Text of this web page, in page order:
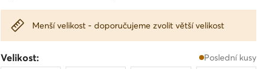
Menší velikost - doporučujeme zvolit větší velikost
Velikost: Poslední kusy